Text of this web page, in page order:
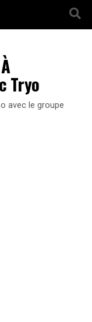
Tryo
avec le groupe